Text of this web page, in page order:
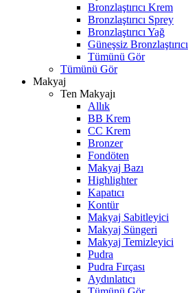
Bronzlaştırıcı Krem
Bronzlaştırıcı Sprey
Bronzlaştırıcı Yağ
Güneşsiz Bronzlaştırıcı
Tümünü Gör
Tümünü Gör
Makyaj
Ten Makyajı
Allık
BB Krem
CC Krem
Bronzer
Fondöten
Makyaj Bazı
Highlighter
Kapatıcı
Kontür
Makyaj Sabitleyici
Makyaj Süngeri
Makyaj Temizleyici
Pudra
Pudra Fırçası
Aydınlatıcı